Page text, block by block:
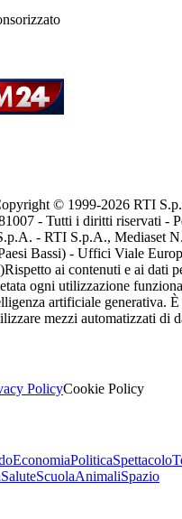
© 1999-2026 RTI
- Tutti i diritti riservati -
- RTI S.p.A., Mediaset
Bassi) - Uffici Viale
Rispetto ai contenuti e ai dati
ogni utilizzazione
artificiale generativa.
mezzi automatizzati di
PolicyCookie Policy
EconomiaPoliticaSpettacolo
SaluteScuolaAnimaliSpazio